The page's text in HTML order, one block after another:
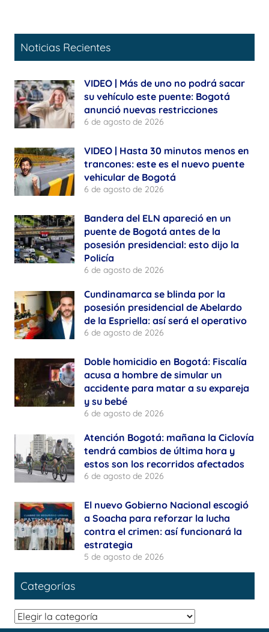
Noticias Recientes
VIDEO | Más de uno no podrá sacar
su vehículo este puente: Bogotá
anunció nuevas restricciones
6 de agosto de 2026
VIDEO | Hasta 30 minutos menos en
trancones: este es el nuevo puente
vehicular de Bogotá
6 de agosto de 2026
Bandera del ELN apareció en un
puente de Bogotá antes de la
posesión presidencial: esto dijo la
Policía
6 de agosto de 2026
Cundinamarca se blinda por la
posesión presidencial de Abelardo
de la Espriella: así será el operativo
6 de agosto de 2026
Doble homicidio en Bogotá: Fiscalía
acusa a hombre de simular un
accidente para matar a su expareja
y su bebé
6 de agosto de 2026
Atención Bogotá: mañana la Ciclovía
tendrá cambios de última hora y
estos son los recorridos afectados
6 de agosto de 2026
El nuevo Gobierno Nacional escogió
a Soacha para reforzar la lucha
contra el crimen: así funcionará la
estrategia
5 de agosto de 2026
Categorías
Categorías